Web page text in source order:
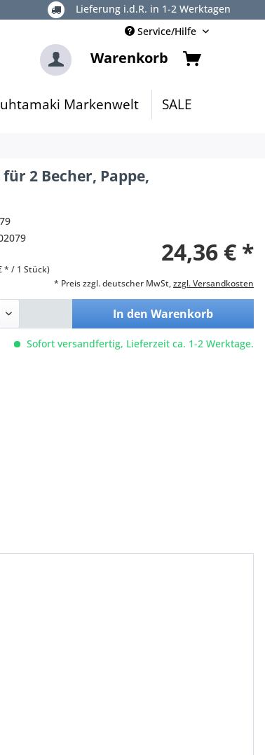
Lieferung i.d.R. in 1-2 Werktagen
Service/Hilfe
Warenkorb
Markenwelt SALE
2 Becher, Pappe,
24,36 € *
* / 1 Stück)
* Preis zzgl. deutscher MwSt,zzgl. Versandkosten
In den Warenkorb
Sofort versandfertig, Lieferzeit ca. 1-2 Werktage.